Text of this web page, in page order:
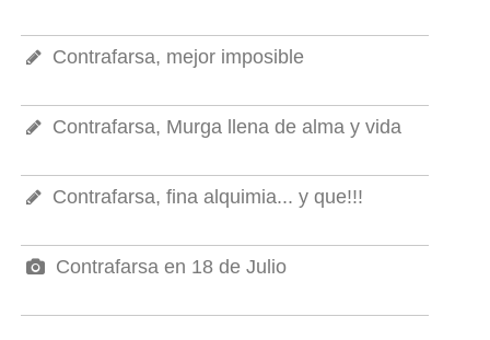
Contrafarsa, mejor imposible
Contrafarsa, Murga llena de alma y vida
Contrafarsa, fina alquimia... y que!!!
Contrafarsa en 18 de Julio